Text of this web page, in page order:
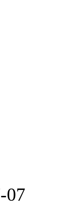
07